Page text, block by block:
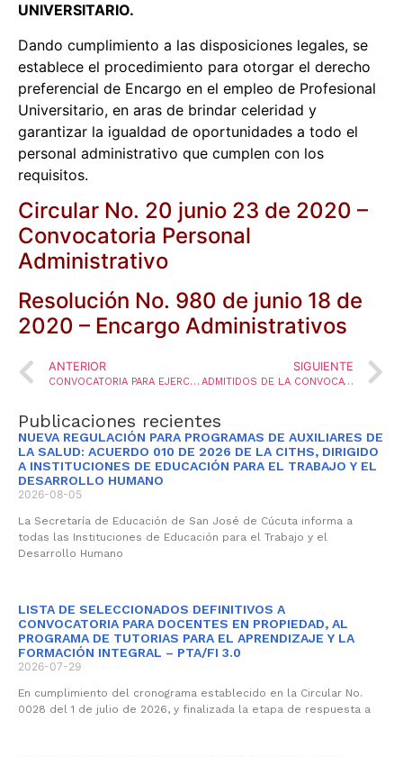
UNIVERSITARIO.
Dando cumplimiento a las disposiciones legales, se
establece el procedimiento para otorgar el derecho
preferencial de Encargo en el empleo de Profesional
Universitario, en aras de brindar celeridad y
garantizar la igualdad de oportunidades a todo el
personal administrativo que cumplen con los
requisitos.
Circular No. 20 junio 23 de 2020 –
Convocatoria Personal
Administrativo
Resolución No. 980 de junio 18 de
2020 – Encargo Administrativos
ANTERIOR
CONVOCATORIA PARA EJERCER EN COMISIÓN EL CARGO DE DOCENTE TUTOR DEL PROGRAMA TODOS A APRENDER
SIGUIENTE
ADMITIDOS DE LA CONVOCATORIA, PARA EJERCER EN COMISIÓN EL CARGO DE DOCENTE TUTOR DEL PROGRAMA TODOS A APRENDER
Publicaciones recientes
NUEVA REGULACIÓN PARA PROGRAMAS DE AUXILIARES DE
LA SALUD: ACUERDO 010 DE 2026 DE LA CITHS, DIRIGIDO
A INSTITUCIONES DE EDUCACIÓN PARA EL TRABAJO Y EL
DESARROLLO HUMANO
2026-08-05
La Secretaría de Educación de San José de Cúcuta informa a
todas las Instituciones de Educación para el Trabajo y el
Desarrollo Humano
LISTA DE SELECCIONADOS DEFINITIVOS A
CONVOCATORIA PARA DOCENTES EN PROPIEDAD, AL
PROGRAMA DE TUTORIAS PARA EL APRENDIZAJE Y LA
FORMACIÓN INTEGRAL – PTA/FI 3.0
2026-07-29
En cumplimiento del cronograma establecido en la Circular No.
0028 del 1 de julio de 2026, y finalizada la etapa de respuesta a